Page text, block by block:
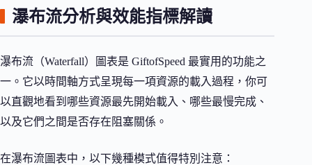
瀑布流分析與效能指標解讀
瀑布流（Waterfall）圖表是 GiftofSpeed 最實用的功能之
一。它以時間軸方式呈現每一項資源的載入過程，你可
以直觀地看到哪些資源最先開始載入、哪些最慢完成、
以及它們之間是否存在阻塞關係。
在瀑布流圖表中，以下幾種模式值得特別注意：